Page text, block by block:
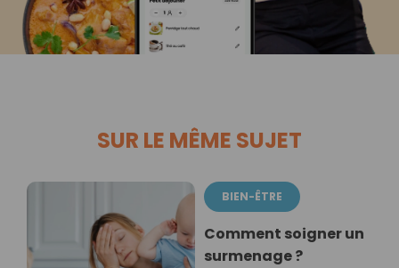
SUR LE MÊME SUJET
BIEN-ÊTRE
Comment soigner un
surmenage ?